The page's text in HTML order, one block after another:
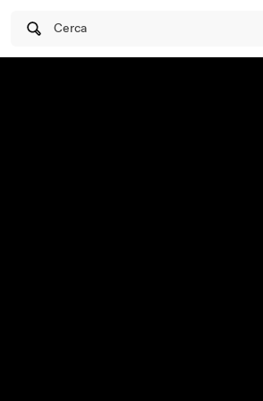
Cerca